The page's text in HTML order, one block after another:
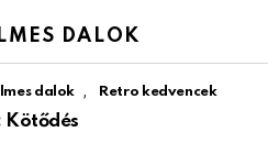
DALOK
dalok , Retro kedvencek
Kötődés